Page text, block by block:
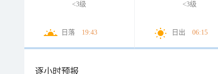
<3级
日落 19:43
<3级
日出 06:15
逐小时预报